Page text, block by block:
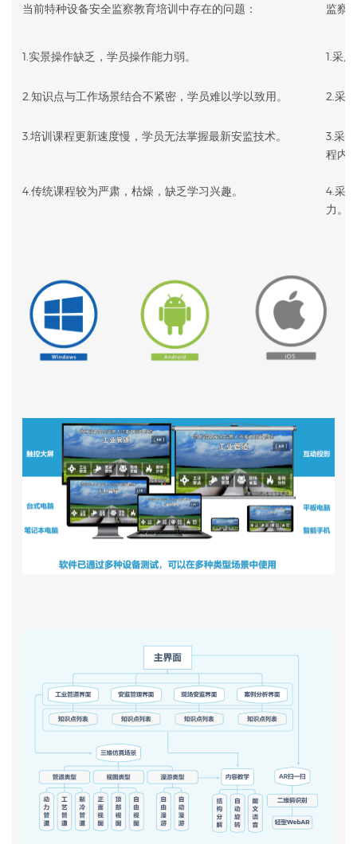
当前特种设备安全监察教育培训中存在的问题： 监察
1.实景操作缺乏，学员操作能力弱。 1.采
2.知识点与工作场景结合不紧密，学员难以学以致用。 2.采
3.培训课程更新速度慢，学员无法掌握最新安监技术。
3.采
程内
4.传统课程较为严肃，枯燥，缺乏学习兴趣。
4.采
力。